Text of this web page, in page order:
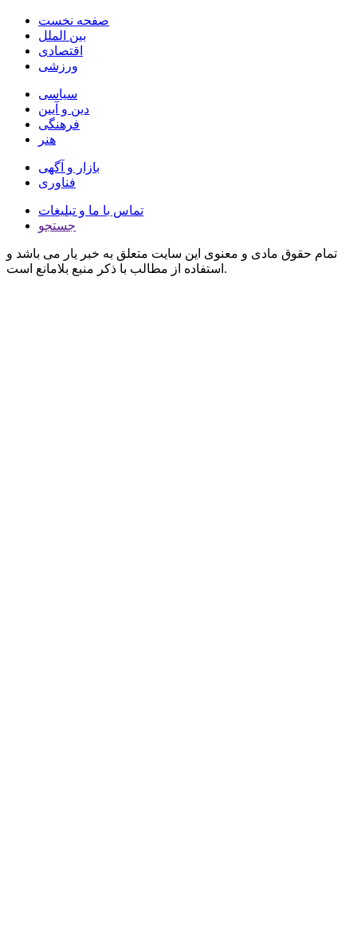
صفحه نخست
بین الملل
اقتصادی
ورزشی
سیاسی
دین و آیین
فرهنگی
هنر
بازار و آگهی
فناوری
تماس با ما و تبلیغات
جستجو
تمام حقوق مادی و معنوی این سایت متعلق به خبر یار می باشد و
استفاده از مطالب با ذکر منبع بلامانع است.